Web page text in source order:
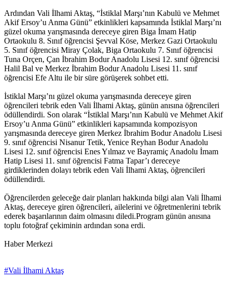
Ardından Vali İlhami Aktaş, “İstiklal Marşı’nın Kabulü ve Mehmet
Akif Ersoy’u Anma Günü” etkinlikleri kapsamında İstiklal Marşı’nı
güzel okuma yarışmasında dereceye giren Biga İmam Hatip
Ortaokulu 8. Sınıf öğrencisi Şevval Köse, Merkez Gazi Ortaokulu
5. Sınıf öğrencisi Miray Çolak, Biga Ortaokulu 7. Sınıf öğrencisi
Tuna Orçen, Çan İbrahim Bodur Anadolu Lisesi 12. sınıf öğrencisi
Halil Bal ve Merkez İbrahim Bodur Anadolu Lisesi 11. sınıf
öğrencisi Efe Altu ile bir süre görüşerek sohbet etti.
İstiklal Marşı’nı güzel okuma yarışmasında dereceye giren
öğrencileri tebrik eden Vali İlhami Aktaş, günün anısına öğrencileri
ödüllendirdi. Son olarak “İstiklal Marşı’nın Kabulü ve Mehmet Akif
Ersoy’u Anma Günü” etkinlikleri kapsamında kompozisyon
yarışmasında dereceye giren Merkez İbrahim Bodur Anadolu Lisesi
9. sınıf öğrencisi Nisanur Tetik, Yenice Reyhan Bodur Anadolu
Lisesi 12. sınıf öğrencisi Enes Yılmaz ve Bayramiç Anadolu İmam
Hatip Lisesi 11. sınıf öğrencisi Fatma Tapar’ı dereceye
girdiklerinden dolayı tebrik eden Vali İlhami Aktaş, öğrencileri
ödüllendirdi.
Öğrencilerden geleceğe dair planları hakkında bilgi alan Vali İlhami
Aktaş, dereceye giren öğrencileri, ailelerini ve öğretmenlerini tebrik
ederek başarılarının daim olmasını diledi.Program günün anısına
toplu fotoğraf çekiminin ardından sona erdi.
Haber Merkezi
#Vali İlhami Aktaş